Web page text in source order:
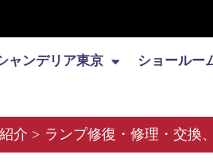
ャンデリア東京 ショールー
介 ランプ修復・修理・交換